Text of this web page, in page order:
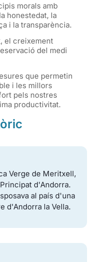
morals amb
honestedat, la
i la transparència.
el creixement
del medi
que permetin
i les millors
pels nostres
productivitat.
Verge de Meritxell,
d'Andorra.
al país d'una
d'Andorra la Vella.